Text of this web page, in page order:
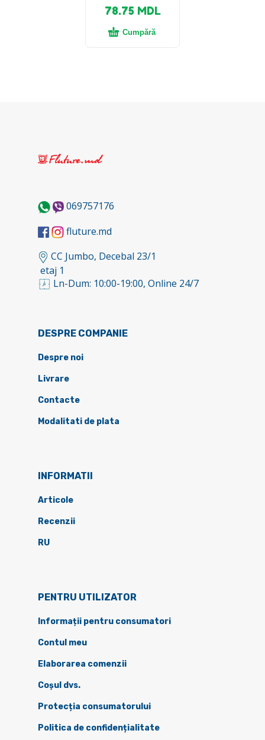
78.75 MDL
Cumpără
069757176
fluture.md
CC Jumbo, Decebal 23/1
etaj 1
Ln-Dum: 10:00-19:00, Online 24/7
DESPRE COMPANIE
Despre noi
Livrare
Contacte
Modalitati de plata
INFORMATII
Articole
Recenzii
RU
PENTRU UTILIZATOR
Informații pentru consumatori
Contul meu
Elaborarea comenzii
Coșul dvs.
Protecția consumatorului
Politica de confidențialitate